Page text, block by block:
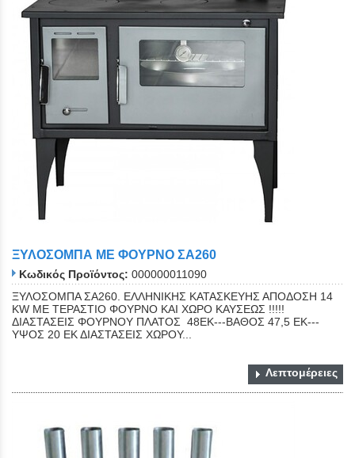
ΞΥΛΟΣΟΜΠΑ ΜΕ ΦΟΥΡΝΟ ΣΑ260
Κωδικός Προϊόντος: 000000011090
ΞΥΛΟΣΟΜΠΑ ΣΑ260. ΕΛΛΗΝΙΚΗΣ ΚΑΤΑΣΚΕΥΗΣ ΑΠΟΔΟΣΗ 14
KW ΜΕ ΤΕΡΑΣΤΙΟ ΦΟΥΡΝΟ ΚΑΙ ΧΩΡΟ ΚΑΥΣΕΩΣ !!!!!
ΔΙΑΣΤΑΣΕΙΣ ΦΟΥΡΝΟΥ ΠΛΑΤΟΣ 48ΕΚ---ΒΑΘΟΣ 47,5 ΕΚ---
ΥΨΟΣ 20 ΕΚ ΔΙΑΣΤΑΣΕΙΣ ΧΩΡΟΥ...
Λεπτομέρειες